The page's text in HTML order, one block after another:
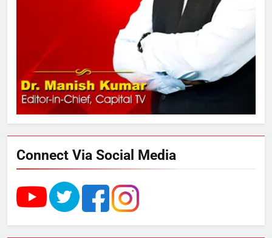
289 एकड़ भूमि पर विकसित होगा कार्बन-
फ्री डेटा सेंटर, हजारों उच्च-कुशल
रोजगार सृजन की संभावना
4
UP में ग्रामीण बिजली आपूर्ति से कृषि,
डेयरी, कुटीर उद्योग और स्वरोजगार को
मिला बढ़ावा
राम की नगरी अयोध्या में आने वाले भक्तों
का स्वागत करेगा लक्ष्मण द्वार
Connect Via Social Media